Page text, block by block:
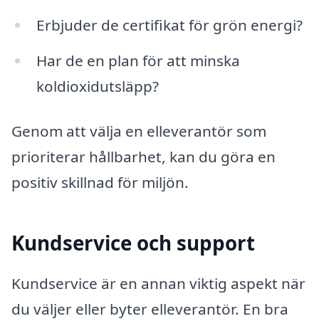
Erbjuder de certifikat för grön energi?
Har de en plan för att minska
koldioxidutsläpp?
Genom att välja en elleverantör som
prioriterar hållbarhet, kan du göra en
positiv skillnad för miljön.
Kundservice och support
Kundservice är en annan viktig aspekt när
du väljer eller byter elleverantör. En bra